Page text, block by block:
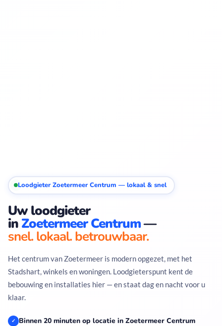
Loodgieter Zoetermeer Centrum — lokaal & snel
Uw loodgieter
in Zoetermeer Centrum—
snel. lokaal. betrouwbaar.
Het centrum van Zoetermeer is modern opgezet, met het
Stadshart, winkels en woningen. Loodgieterspunt kent de
bebouwing en installaties hier — en staat dag en nacht voor u
klaar.
✓ Binnen 20 minuten op locatie in Zoetermeer Centrum